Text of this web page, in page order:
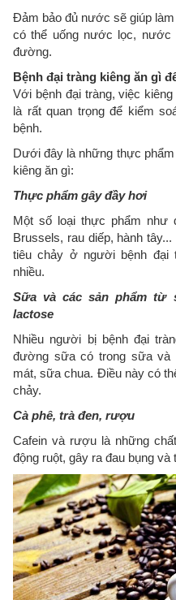
Đảm bảo đủ nước sẽ giúp
có thể uống nước lọc, nước
đường.
Bệnh đại tràng kiêng ăn gì
Với bệnh đại tràng, việc
là rất quan trọng để kiểm
bệnh.
Dưới đây là những thực
kiêng ăn gì:
Thực phẩm gây đầy hơi
Một số loại thực phẩm như
Brussels, rau diếp, hành
tiêu chảy ở người bệnh đại
nhiều.
Sữa và các sản phẩm từ
lactose
Nhiều người bị bệnh đại
đường sữa có trong sữa
mát, sữa chua. Điều này có
chảy.
Cà phê, trà đen, rượu
Cafein và rượu là những
động ruột, gây ra đau bụng